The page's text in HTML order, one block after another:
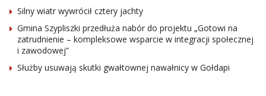
Silny wiatr wywrócił cztery jachty
Gmina Szypliszki przedłuża nabór do projektu „Gotowi na
zatrudnienie – kompleksowe wsparcie w integracji społecznej
i zawodowej”
Służby usuwają skutki gwałtownej nawałnicy w Gołdapi